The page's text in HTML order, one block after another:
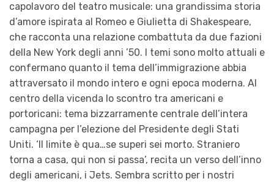
capolavoro del teatro musicale: una grandissima storia
d’amore ispirata al Romeo e Giulietta di Shakespeare,
che racconta una relazione combattuta da due fazioni
della New York degli anni ’50. I temi sono molto attuali e
confermano quanto il tema dell’immigrazione abbia
attraversato il mondo intero e ogni epoca moderna. Al
centro della vicenda lo scontro tra americani e
portoricani: tema bizzarramente centrale dell’intera
campagna per l’elezione del Presidente degli Stati
Uniti. ‘Il limite è qua…se superi sei morto. Straniero
torna a casa, qui non si passa’, recita un verso dell’inno
degli americani, i Jets. Sembra scritto per i nostri